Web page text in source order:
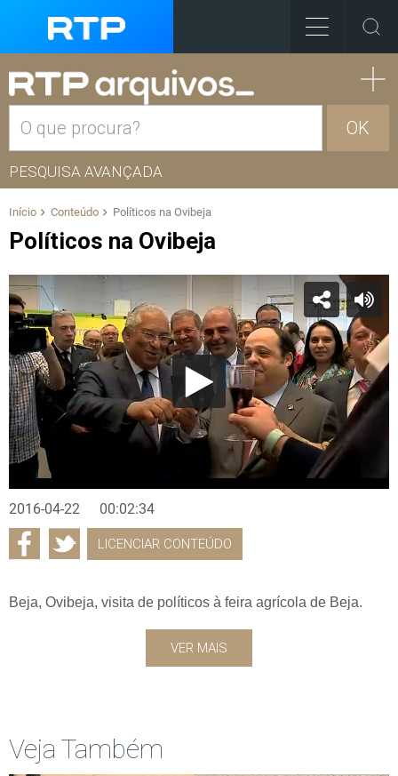
OK
PESQUISA AVANÇADA
Início Conteúdo Políticos na Ovibeja
Políticos na Ovibeja
2016-04-22 00:02:34
LICENCIAR CONTEÚDO
Beja, Ovibeja, visita de políticos à feira agrícola de Beja.
VER MAIS
Veja Também